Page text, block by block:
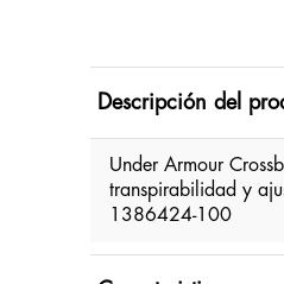
Descripción del
Under Armour
transpirabilidad y
1386424-100